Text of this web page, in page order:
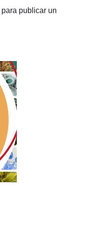
para publicar un